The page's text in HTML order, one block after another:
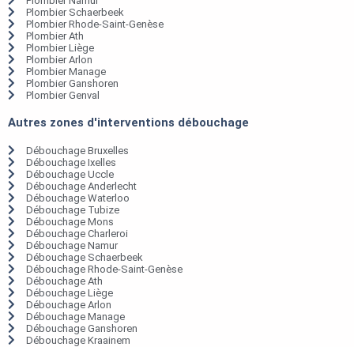
Plombier Schaerbeek
Plombier Rhode-Saint-Genèse
Plombier Ath
Plombier Liège
Plombier Arlon
Plombier Manage
Plombier Ganshoren
Plombier Genval
Autres zones d'interventions débouchage
Débouchage Bruxelles
Débouchage Ixelles
Débouchage Uccle
Débouchage Anderlecht
Débouchage Waterloo
Débouchage Tubize
Débouchage Mons
Débouchage Charleroi
Débouchage Namur
Débouchage Schaerbeek
Débouchage Rhode-Saint-Genèse
Débouchage Ath
Débouchage Liège
Débouchage Arlon
Débouchage Manage
Débouchage Ganshoren
Débouchage Kraainem